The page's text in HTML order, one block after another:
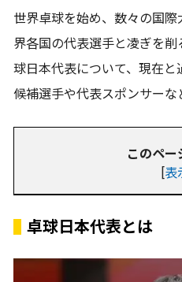
世界卓球を始め、数々の国
界各国の代表選手と凌ぎを
球日本代表について、現在と
候補選手や代表スポンサーな
このペー
[表
卓球日本代表とは